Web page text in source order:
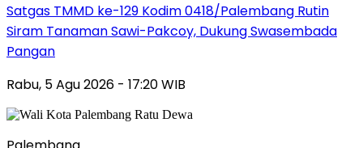
Satgas TMMD ke-129 Kodim 0418/Palembang Rutin
Siram Tanaman Sawi-Pakcoy, Dukung Swasembada
Pangan
Rabu, 5 Agu 2026 - 17:20 WIB